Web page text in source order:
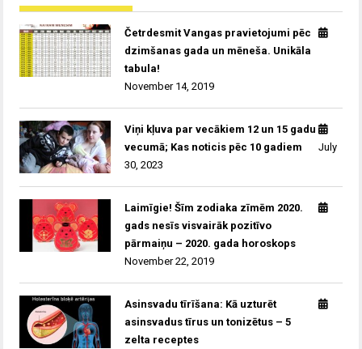
Četrdesmit Vangas pravietojumi pēc
dzimšanas gada un mēneša. Unikāla
tabula!
November 14, 2019
Viņi kļuva par vecākiem 12 un 15 gadu
vecumā; Kas noticis pēc 10 gadiem
July
30, 2023
Laimīgie! Šīm zodiaka zīmēm 2020.
gads nesīs visvairāk pozitīvo
pārmaiņu – 2020. gada horoskops
November 22, 2019
Asinsvadu tīrīšana: Kā uzturēt
asinsvadus tīrus un tonizētus – 5
zelta receptes